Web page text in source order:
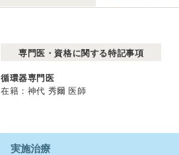
専門医・資格に関する特記事項
循環器専門医
在籍：神代 秀爾 医師
実施治療